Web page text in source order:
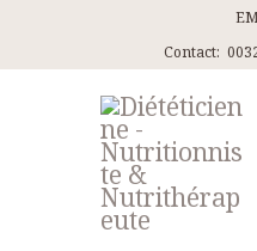
Contact:
QUI SUIS-JE ?